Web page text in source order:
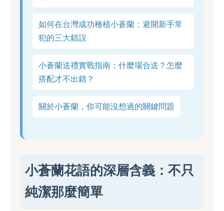
如何在台灣成功種植小蒼蘭：避開新手常
犯的三大錯誤
小蒼蘭送禮實戰指南：什麼場合送？怎麼
搭配才不出錯？
關於小蒼蘭，你可能沒想過的關鍵問題
小蒼蘭花語的深層含義：不只
純潔那麼簡單